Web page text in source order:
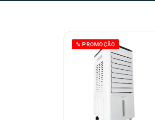
% PROMOÇÃO